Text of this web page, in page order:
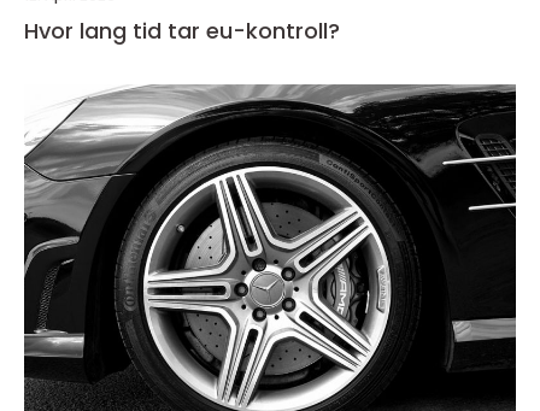
Hvor lang tid tar eu-kontroll?